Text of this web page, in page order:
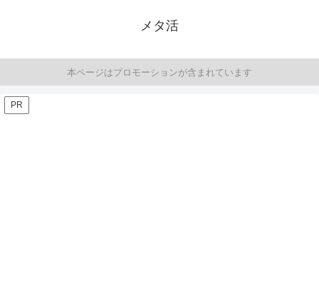
メタ活
本ページはプロモーションが含まれています
PR